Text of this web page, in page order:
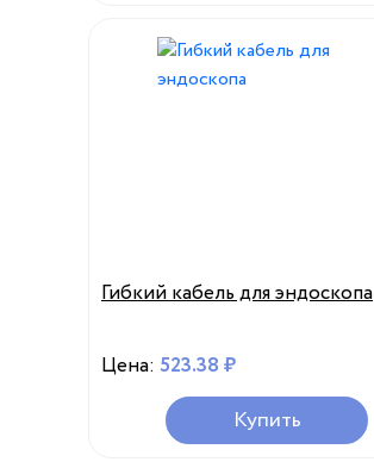
Гибкий кабель для эндоскопа
Цена: 523.38 ₽
Купить